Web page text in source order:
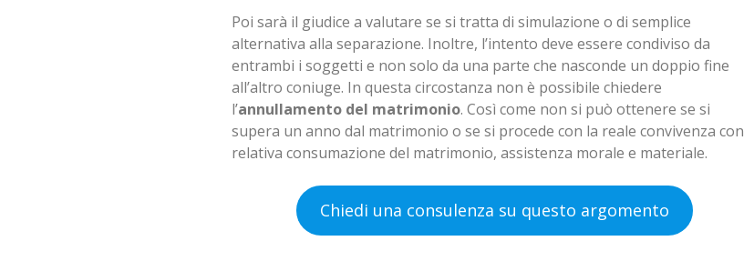
Poi sarà il giudice a valutare se si tratta di simulazione o di semplice
alternativa alla separazione. Inoltre, l’intento deve essere condiviso da
entrambi i soggetti e non solo da una parte che nasconde un doppio fine
all’altro coniuge. In questa circostanza non è possibile chiedere
l’annullamento del matrimonio. Così come non si può ottenere se si
supera un anno dal matrimonio o se si procede con la reale convivenza con
relativa consumazione del matrimonio, assistenza morale e materiale.
Chiedi una consulenza su questo argomento